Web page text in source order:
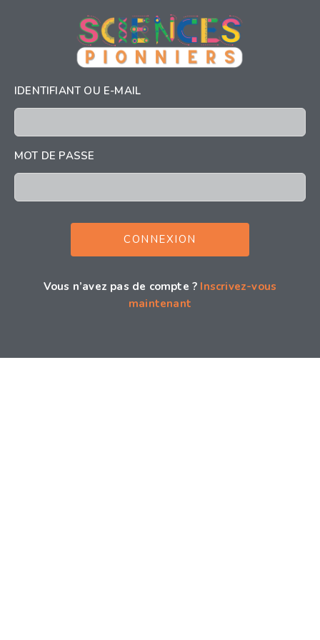
IDENTIFIANT OU E-MAIL
MOT DE PASSE
Vous n’avez pas de compte ? Inscrivez-vous
maintenant